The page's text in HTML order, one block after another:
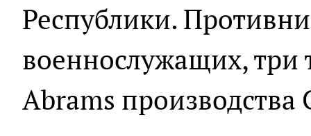
Республики.
военнослужащих, три
Abrams